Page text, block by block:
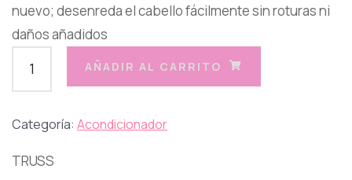
nuevo; desenreda el cabello fácilmente sin roturas ni
daños añadidos
AÑADIR AL CARRITO
Categoría: Acondicionador
TRUSS